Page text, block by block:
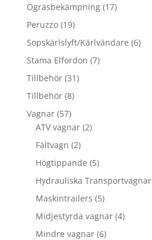
Ogräsbekämpning 1717
Peruzzo 1919
produkter
Sopskärlslyft/Kärlvändare 66
Stama Elfordon 77
Tillbehör 3131
Tillbehör 88
Vagnar 5757
produkter
ATV vagnar 22
Fältvagn 22
produkter
Högtippande 55
produkter
Hydrauliska Transportvagnar
Maskintrailers 55
produkter
Midjestyrda vagnar 44
Mindre vagnar 66